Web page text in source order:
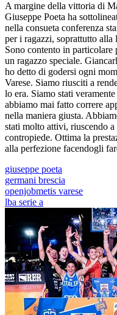
A margine della vittoria di
Giuseppe Poeta ha
nella consueta conferenza
per i ragazzi, soprattutto alla
Sono contento in particolare
un ragazzo speciale.
ho detto di godersi ogni
Varese. Siamo riusciti a
lo era. Siamo stati
abbiamo mai fatto correre
nella maniera giusta.
stati molto attivi, riuscendo
contropiede. Ottima la
alla perfezione facendogli
giuseppe poeta
germani brescia
openjobmetis varese
lba serie a